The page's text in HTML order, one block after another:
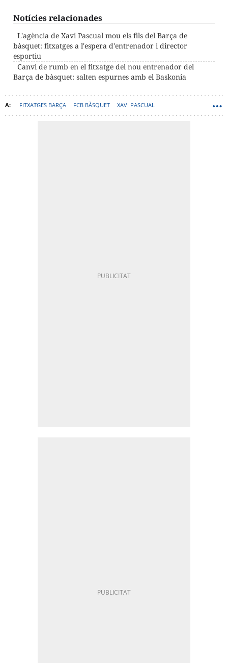
Notícies relacionades
L'agència de Xavi Pascual mou els fils del Barça de
bàsquet: fitxatges a l'espera d'entrenador i director
esportiu
Canvi de rumb en el fitxatge del nou entrenador del
Barça de bàsquet: salten espurnes amb el Baskonia
FITXATGES BARÇA FCB BÀSQUET XAVI PASCUAL